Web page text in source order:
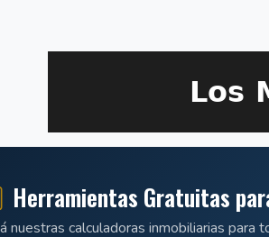
Herramientas Gratuitas
nuestras calculadoras inmobiliarias para